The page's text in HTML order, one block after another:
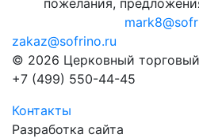
пожелания,
zakaz@sofrino.ru
© 2026 Церковный
+7 (499) 550-44-45
Контакты
Разработка сайта